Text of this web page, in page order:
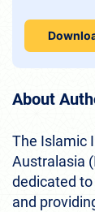
About
The Islamic
Australasia
dedicated
and